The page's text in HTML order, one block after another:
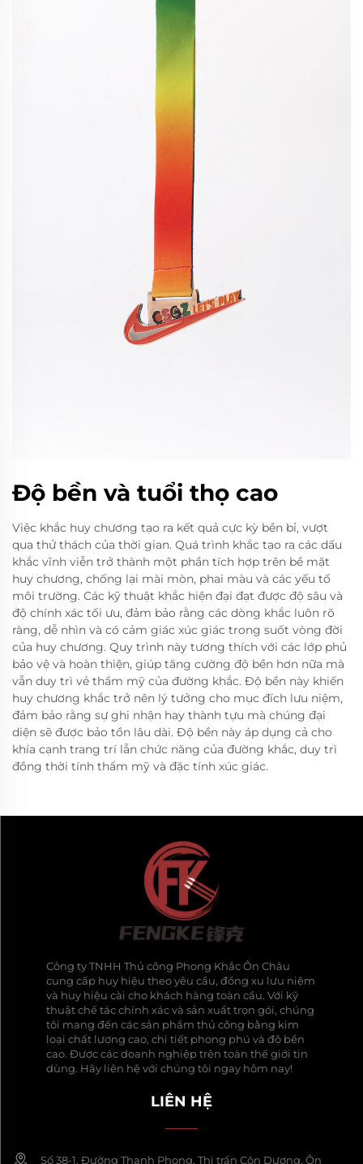
Độ bền và tuổi thọ cao
Việc khắc huy chương tạo ra kết quả cực kỳ bền bỉ, vượt
qua thử thách của thời gian. Quá trình khắc tạo ra các dấu
khắc vĩnh viễn trở thành một phần tích hợp trên bề mặt
huy chương, chống lại mài mòn, phai màu và các yếu tố
môi trường. Các kỹ thuật khắc hiện đại đạt được độ sâu và
độ chính xác tối ưu, đảm bảo rằng các dòng khắc luôn rõ
ràng, dễ nhìn và có cảm giác xúc giác trong suốt vòng đời
của huy chương. Quy trình này tương thích với các lớp phủ
bảo vệ và hoàn thiện, giúp tăng cường độ bền hơn nữa mà
vẫn duy trì vẻ thẩm mỹ của đường khắc. Độ bền này khiến
huy chương khắc trở nên lý tưởng cho mục đích lưu niệm,
đảm bảo rằng sự ghi nhận hay thành tựu mà chúng đại
diện sẽ được bảo tồn lâu dài. Độ bền này áp dụng cả cho
khía cạnh trang trí lẫn chức năng của đường khắc, duy trì
đồng thời tính thẩm mỹ và đặc tính xúc giác.
Công ty TNHH Thủ công Phong Khắc Ôn Châu
cung cấp huy hiệu theo yêu cầu, đồng xu lưu niệm
và huy hiệu cài cho khách hàng toàn cầu. Với kỹ
thuật chế tác chính xác và sản xuất trọn gói, chúng
tôi mang đến các sản phẩm thủ công bằng kim
loại chất lượng cao, chi tiết phong phú và độ bền
cao. Được các doanh nghiệp trên toàn thế giới tin
dùng. Hãy liên hệ với chúng tôi ngay hôm nay!
LIÊN HỆ
Số 38-1, Đường Thanh Phong, Thị trấn Côn Dương, Ôn